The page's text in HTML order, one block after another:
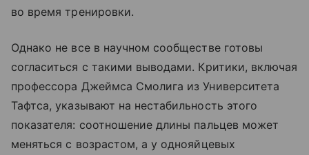
во время тренировки.
Однако не все в научном сообществе готовы
согласиться с такими выводами. Критики, включая
профессора Джеймса Смолига из Университета
Тафтса, указывают на нестабильность этого
показателя: соотношение длины пальцев может
меняться с возрастом, а у однояйцевых